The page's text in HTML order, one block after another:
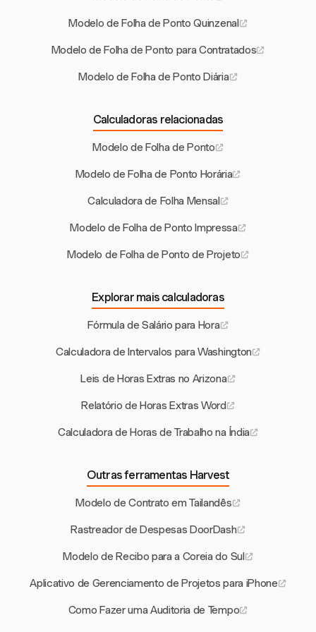
Modelo de Folha de Ponto Quinzenal
Modelo de Folha de Ponto para Contratados
Modelo de Folha de Ponto Diária
Calculadoras relacionadas
Modelo de Folha de Ponto
Modelo de Folha de Ponto Horária
Calculadora de Folha Mensal
Modelo de Folha de Ponto Impressa
Modelo de Folha de Ponto de Projeto
Explorar mais calculadoras
Fórmula de Salário para Hora
Calculadora de Intervalos para Washington
Leis de Horas Extras no Arizona
Relatório de Horas Extras Word
Calculadora de Horas de Trabalho na Índia
Outras ferramentas Harvest
Modelo de Contrato em Tailandês
Rastreador de Despesas DoorDash
Modelo de Recibo para a Coreia do Sul
Aplicativo de Gerenciamento de Projetos para iPhone
Como Fazer uma Auditoria de Tempo